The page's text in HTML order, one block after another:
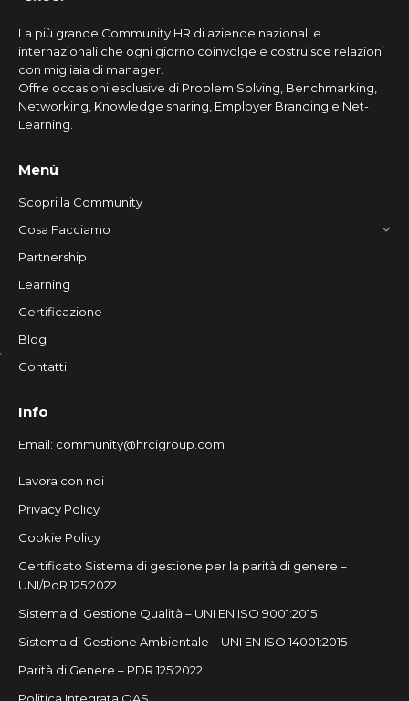
La più grande Community HR di aziende nazionali e
internazionali che ogni giorno coinvolge e costruisce relazioni
con migliaia di manager.
Offre occasioni esclusive di Problem Solving, Benchmarking,
Networking, Knowledge sharing, Employer Branding e Net-
Learning.
Menù
Scopri la Community
Cosa Facciamo
Partnership
Learning
Certificazione
Blog
Contatti
Info
Email: community@hrcigroup.com
Lavora con noi
Privacy Policy
Cookie Policy
Certificato Sistema di gestione per la parità di genere –
UNI/PdR 125:2022
Sistema di Gestione Qualità – UNI EN ISO 9001:2015
Sistema di Gestione Ambientale – UNI EN ISO 14001:2015
Parità di Genere – PDR 125:2022